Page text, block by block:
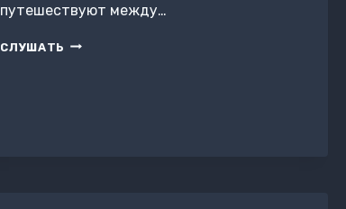
путешествуют между…
СЛУШАТЬ В